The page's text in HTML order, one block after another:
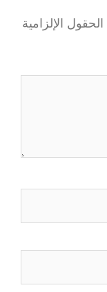
الحقول الإلزامية